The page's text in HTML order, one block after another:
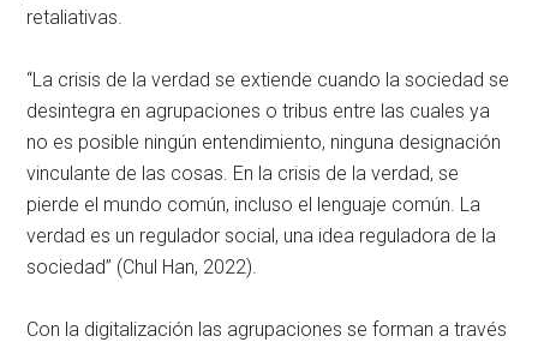
retaliativas.
“La crisis de la verdad se extiende cuando la sociedad se
desintegra en agrupaciones o tribus entre las cuales ya
no es posible ningún entendimiento, ninguna designación
vinculante de las cosas. En la crisis de la verdad, se
pierde el mundo común, incluso el lenguaje común. La
verdad es un regulador social, una idea reguladora de la
sociedad” (Chul Han, 2022).
Con la digitalización las agrupaciones se forman a través